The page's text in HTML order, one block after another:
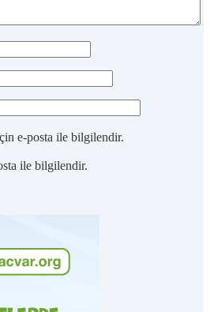
e-posta ile bilgilendir.
ile bilgilendir.